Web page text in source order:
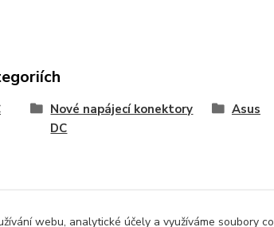
Nové napájecí konektory
DC
Asus
webu, analytické účely a využíváme soubory